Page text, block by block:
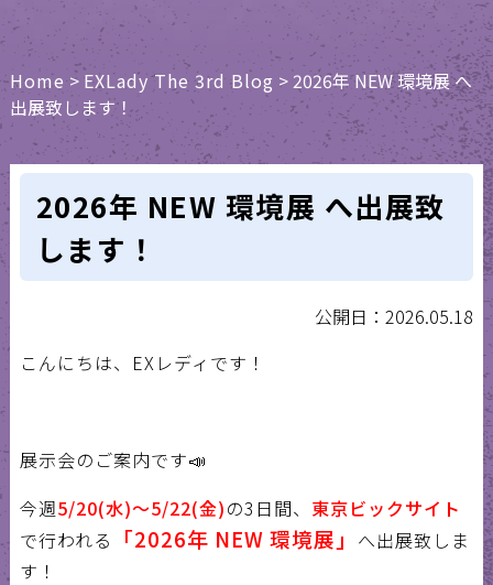
Home> EXLady The 3rd Blog >2026年 NEW 環境展 へ
出展致します！
2026年 NEW 環境展 へ出展致
します！
公開日：2026.05.18
こんにちは、EXレディです！
展示会のご案内です📣
今週5/20(水)～5/22(金)の3日間、 東京ビックサイト
で行われる
「2026年 NEW 環境展」 へ出展致しま
す！